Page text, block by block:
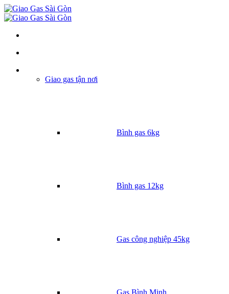
Giao gas tận nơi
Bình gas 6kg
Bình gas 12kg
Gas công nghiệp 45kg
Gas Bình Minh